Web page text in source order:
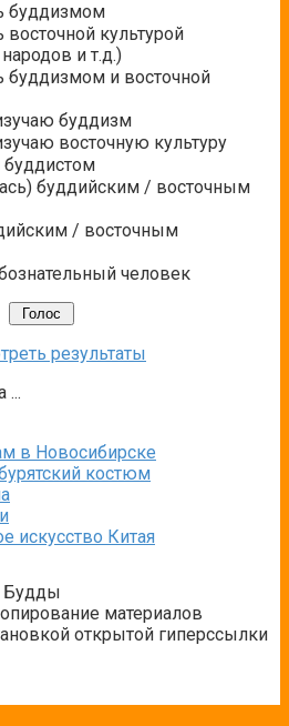
буддизмом
культурой
и т.д.)
буддизмом и восточной
буддизм
восточную культуру
буддистом
буддийским / восточным
/ восточным
человек
результаты
...
в Новосибирске
костюм
искусство Китая
Будды
материалов
открытой гиперссылки